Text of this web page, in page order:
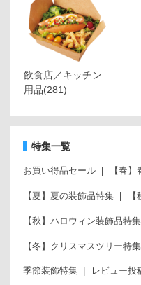
飲食店／キッチン
用品(281)
特集一覧
お買い得品セール 【春
【夏】夏の装飾品特集
【秋】ハロウィン装飾品特集
【冬】クリスマスツリー特集
季節装飾特集 レビュー投